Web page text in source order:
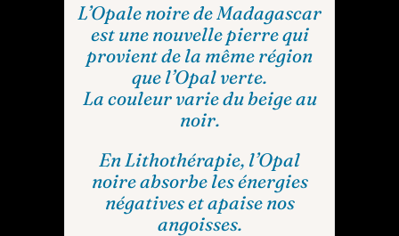
L’Opale noire de Madagascar
est une nouvelle pierre qui
provient de la même région
que l’Opal verte.
La couleur varie du beige au
noir.
En Lithothérapie, l’Opal
noire absorbe les énergies
négatives et apaise nos
angoisses.